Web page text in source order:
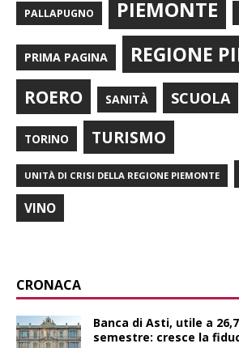
PALLAPUGNO PIEMONTE
PRIMA PAGINA REGIONE
ROERO SANITÀ SCUOLA
TORINO TURISMO
UNITÀ DI CRISI DELLA REGIONE PIEMONTE
VINO
CRONACA
Banca di Asti, utile a
semestre: cresce la